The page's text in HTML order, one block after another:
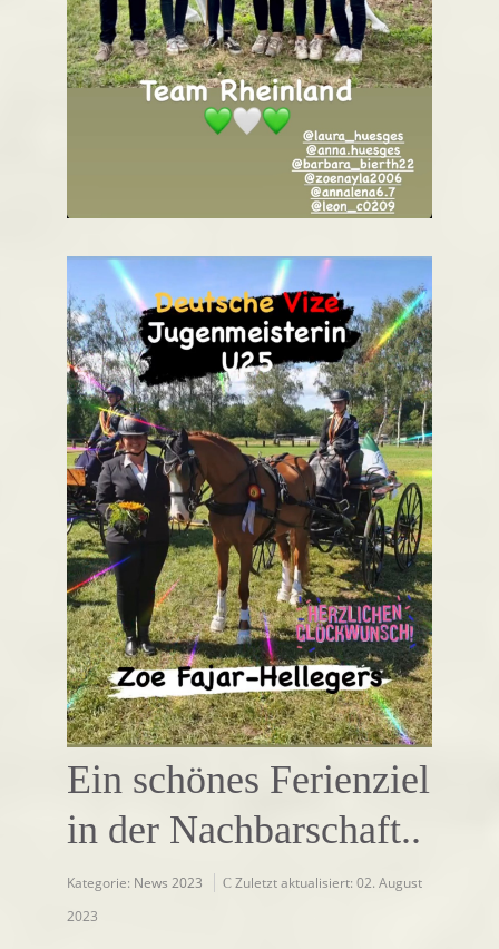
Ein schönes Ferienziel
in der Nachbarschaft..
Kategorie: News 2023
Zuletzt aktualisiert: 02. August
2023